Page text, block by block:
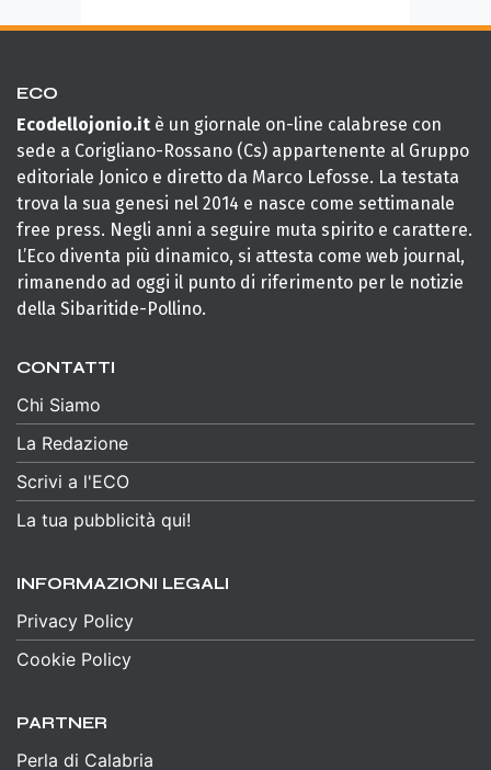
ECO
Ecodellojonio.it è un giornale on-line calabrese con
sede a Corigliano-Rossano (Cs) appartenente al Gruppo
editoriale Jonico e diretto da Marco Lefosse. La testata
trova la sua genesi nel 2014 e nasce come settimanale
free press. Negli anni a seguire muta spirito e carattere.
L’Eco diventa più dinamico, si attesta come web journal,
rimanendo ad oggi il punto di riferimento per le notizie
della Sibaritide-Pollino.
CONTATTI
Chi Siamo
La Redazione
Scrivi a l'ECO
La tua pubblicità qui!
INFORMAZIONI LEGALI
Privacy Policy
Cookie Policy
PARTNER
Perla di Calabria